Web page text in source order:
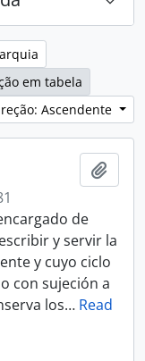
em tabela
Ascendente
de
y servir la
y cuyo ciclo
con sujeción a
los… Read